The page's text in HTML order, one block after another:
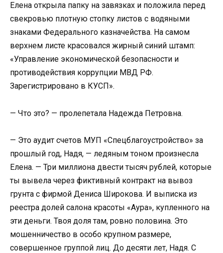
Елена открыла папку на завязках и положила перед
свекровью плотную стопку листов с водяными
знаками Федерального казначейства. На самом
верхнем листе красовался жирный синий штамп:
«Управление экономической безопасности и
противодействия коррупции МВД РФ.
Зарегистрировано в КУСП».
— Что это? — пролепетала Надежда Петровна.
— Это аудит счетов МУП «Спецблагоустройство» за
прошлый год, Надя, — ледяным тоном произнесла
Елена. — Три миллиона двести тысяч рублей, которые
ты вывела через фиктивный контракт на вывоз
грунта с фирмой Дениса Широкова. И выписка из
реестра долей салона красоты «Аура», купленного на
эти деньги. Твоя доля там, ровно половина. Это
мошенничество в особо крупном размере,
совершенное группой лиц. До десяти лет, Надя. С